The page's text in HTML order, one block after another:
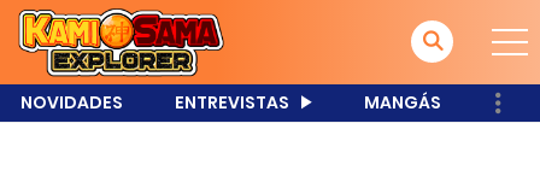
NOVIDADES ENTREVISTAS MANGÁS